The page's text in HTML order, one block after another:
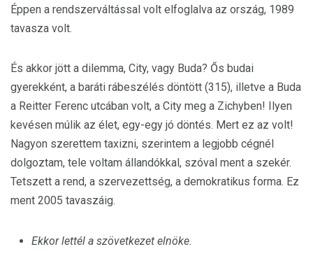
Éppen a rendszerváltással volt elfoglalva az ország, 1989
tavasza volt.
És akkor jött a dilemma, City, vagy Buda? Ős budai
gyerekként, a baráti rábeszélés döntött (315), illetve a Buda
a Reitter Ferenc utcában volt, a City meg a Zichyben! Ilyen
kevésen múlik az élet, egy-egy jó döntés. Mert ez az volt!
Nagyon szerettem taxizni, szerintem a legjobb cégnél
dolgoztam, tele voltam állandókkal, szóval ment a szekér.
Tetszett a rend, a szervezettség, a demokratikus forma. Ez
ment 2005 tavaszáig.
Ekkor lettél a szövetkezet elnöke.